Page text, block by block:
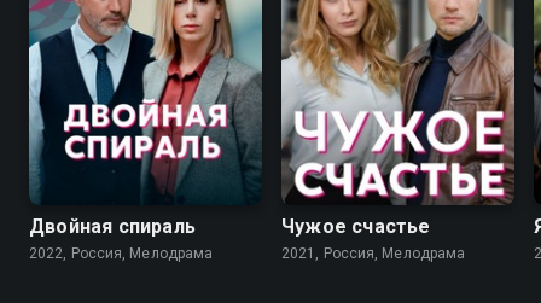
6.9
Двойная спираль
2022, Россия, Мелодрама
7.2
Чужое счастье
2021, Россия, Мелодрама